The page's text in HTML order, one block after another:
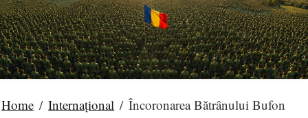
Home / Internațional / Încoronarea Bătrânului Bufon